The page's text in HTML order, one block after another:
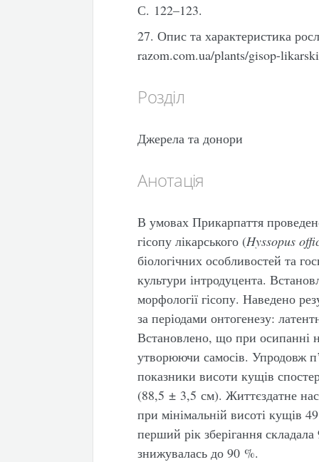
С. 122–123.
27. Опис та характеристика
razom.com.ua/plants/gisop-
Розділ
Джерела та донори
Анотація
В умовах Прикарпаття
гісопу лікарського (Hyssopus
біологічних особливостей та
культури інтродуцента.
морфології гісопу. Наведено
за періодами онтогенезу:
Встановлено, що при осипанні
утворюючи самосів. Упродовж
показники висоти кущів
(88,5 ± 3,5 см). Життєздатне
при мінімальній висоті кущів
перший рік зберігання
знижувалась до 90 %.